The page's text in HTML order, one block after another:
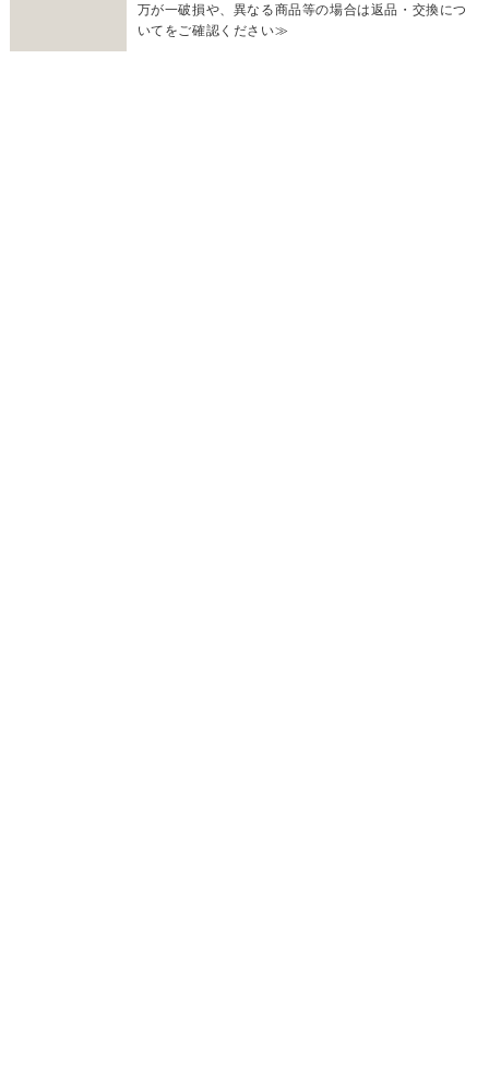
万が一破損や、異なる商品等の場合は返品・交換につ
いてをご確認ください≫